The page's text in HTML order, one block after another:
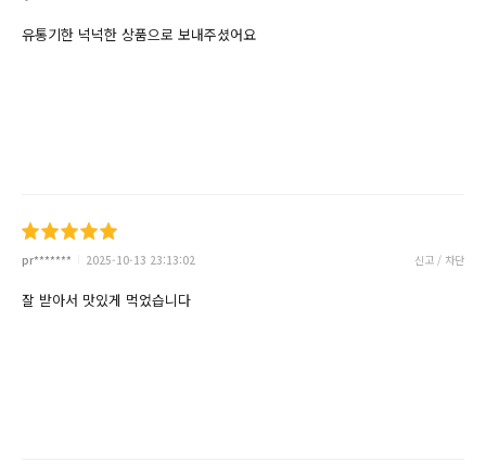
유통기한 넉넉한 상품으로 보내주셨어요
pr******* 2025-10-13 23:13:02 신고 / 차단
잘 받아서 맛있게 먹었습니다